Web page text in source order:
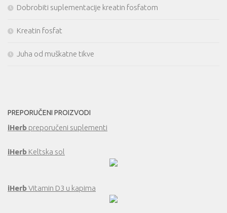
Dobrobiti suplementacije kreatin fosfatom
Kreatin fosfat
Juha od muškatne tikve
PREPORUČENI PROIZVODI
iHerb preporučeni suplementi
iHerb Keltska sol
iHerbVitamin D3 u kapima